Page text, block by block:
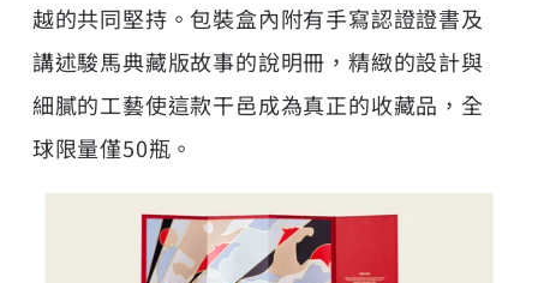
越的共同堅持。包裝盒內附有手寫認證證書及
講述駿馬典藏版故事的說明冊，精緻的設計與
細膩的工藝使這款干邑成為真正的收藏品，全
球限量僅50瓶。